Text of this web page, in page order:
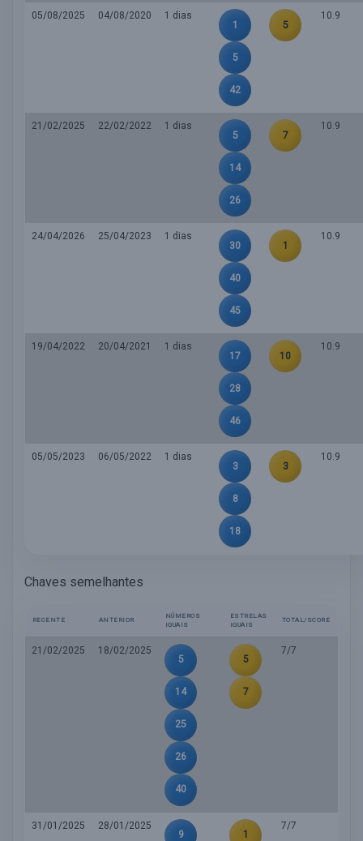
05/08/2025 04/08/2020
1 dias
1
5
42
5
10.9
21/02/2025 22/02/2022
1 dias
5
14
26
7
10.9
24/04/2026 25/04/2023
1 dias
30
40
45
1
10.9
19/04/2022 20/04/2021
1 dias
17
28
46
10
10.9
05/05/2023 06/05/2022
1 dias
3
8
18
3
10.9
Chaves semelhantes
RECENTE ANTERIOR
NÚMEROS
IGUAIS
ESTRELAS
IGUAIS
TOTAL/SCORE
21/02/2025
18/02/2025
5
14
25
26
40
5
7
7/7
31/01/2025
28/01/2025
9
1
7/7